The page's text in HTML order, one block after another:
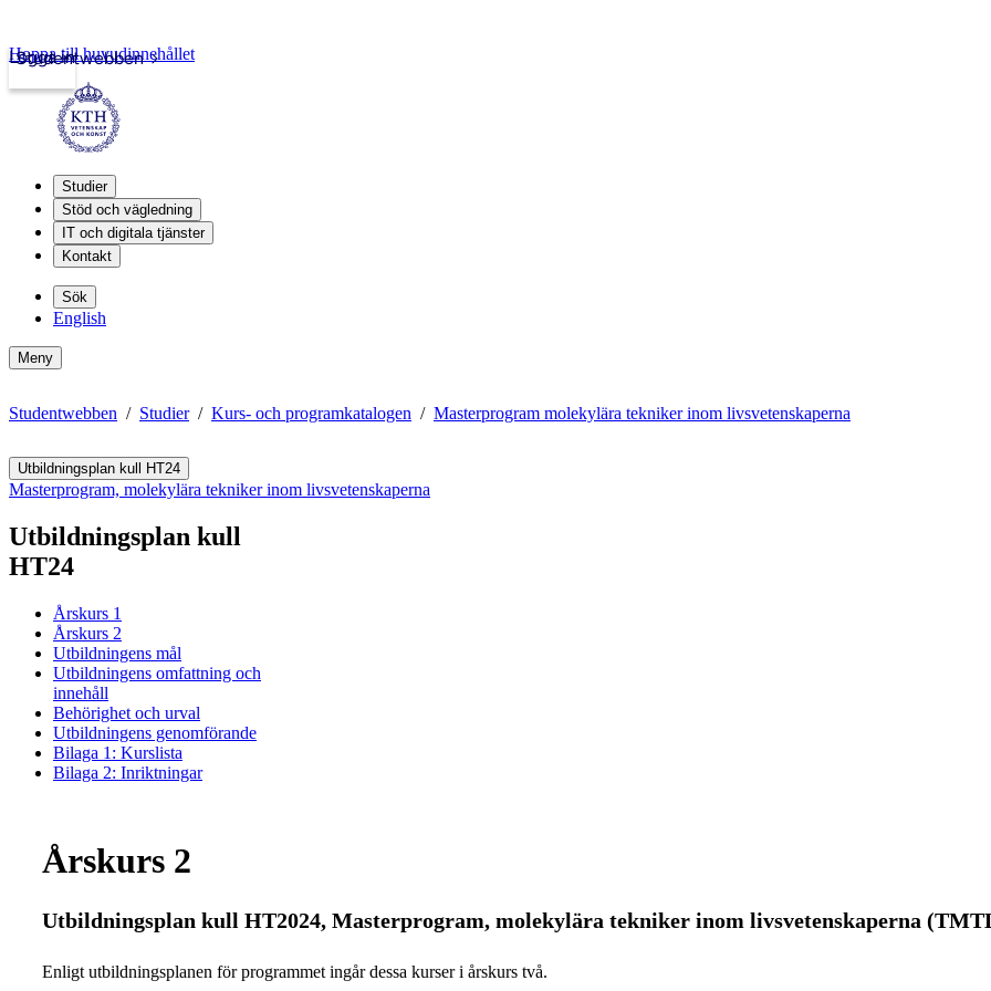
Studentwebben
Logga in
Hoppa till huvudinnehållet
Studier
Stöd och vägledning
IT och digitala tjänster
Kontakt
Sök
English
Meny
Studentwebben Studier Kurs- och programkatalogen Masterprogram molekylära tekniker inom livsvetenskaperna
Utbildningsplan kull HT24
Masterprogram, molekylära tekniker inom livsvetenskaperna
Utbildningsplan kull
HT24
Årskurs 1
Årskurs 2
Utbildningens mål
Utbildningens omfattning och
innehåll
Behörighet och urval
Utbildningens genomförande
Bilaga 1: Kurslista
Bilaga 2: Inriktningar
Årskurs 2
Utbildningsplan kull HT2024, Masterprogram, molekylära tekniker inom livsvetenskaperna
Enligt utbildningsplanen för programmet ingår dessa kurser i årskurs två.